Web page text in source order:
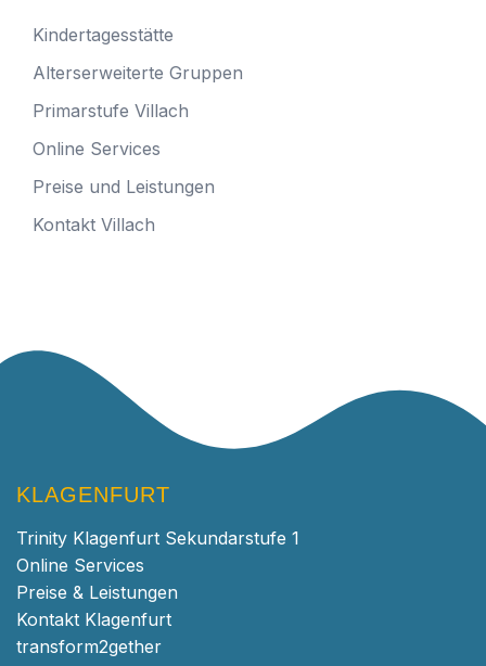
Kindertagesstätte
Alterserweiterte Gruppen
Primarstufe Villach
Online Services
Preise und Leistungen
Kontakt Villach
KLAGENFURT
Trinity Klagenfurt Sekundarstufe 1
Online Services
Preise & Leistungen
Kontakt Klagenfurt
transform2gether